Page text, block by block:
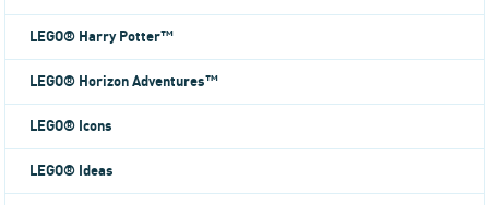
LEGO® Harry Potter™
LEGO® Horizon Adventures™
LEGO® Icons
LEGO® Ideas